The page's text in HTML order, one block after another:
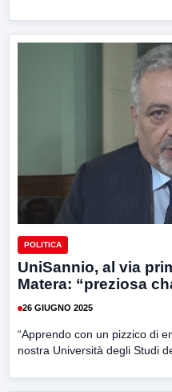
POLITICA
UniSannio, al via
Matera: “preziosa
26 GIUGNO 2025
“Apprendo con un pizzico di
nostra Università degli Studi